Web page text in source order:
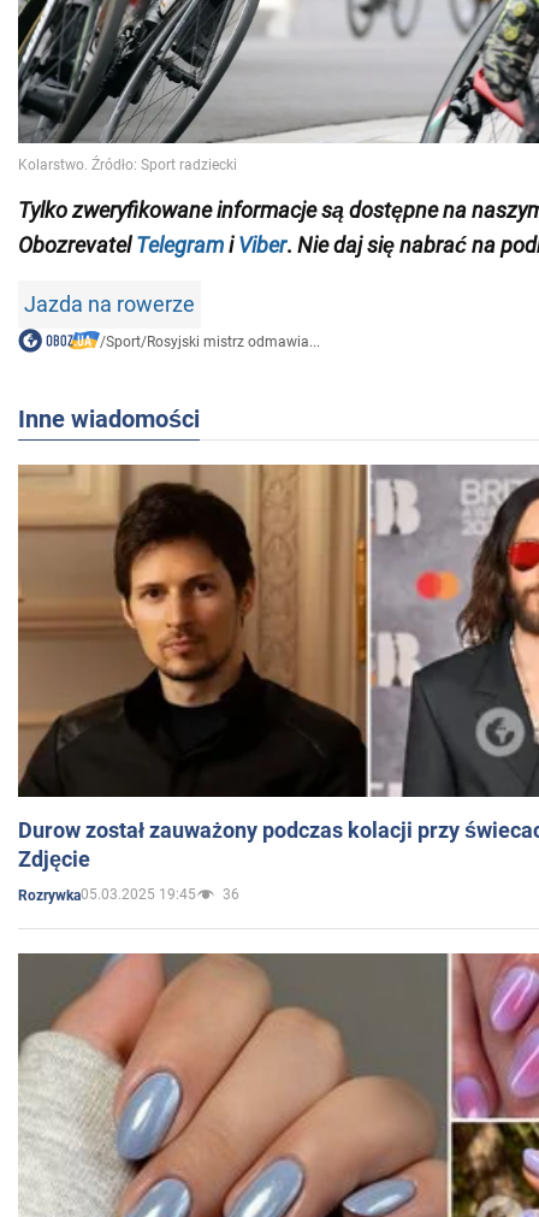
Tylkozweryfikowane informacje są dostępne na
ObozrevatelTelegramiViber. Nie daj się nabrać na
Jazda na rowerze
/Sport/Rosyjski mistrz odmawia...
Inne wiadomości
Durow został zauważony podczas kolacji przy
Zdjęcie
Rozrywka05.03.2025 19:45 36